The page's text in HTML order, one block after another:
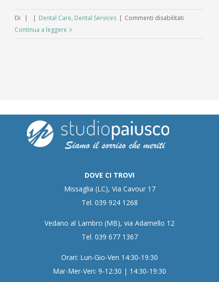
Di | | Dental Care, Dental Services | Commenti disabilitati
Continua a leggere
DOVE CI TROVI
Missaglia (LC), Via Cavour 17
Tel. 039 924 1268
Vedano al Lambro (MB), via Adamello 12
Tel. 039 677 1367
Orari: Lun-Gio-Ven 14:30-19:30
Mar-Mer-Ven: 9-12:30 | 14:30-19:30